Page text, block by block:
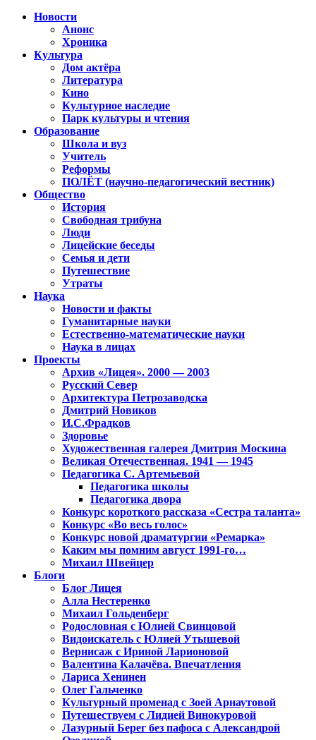
Новости
Анонс
Хроника
Культура
Дом актёра
Литература
Кино
Культурное наследие
Парк культуры и чтения
Образование
Школа и вуз
Учитель
Реформы
ПОЛЁТ (научно-педагогический вестник)
Общество
История
Свободная трибуна
Люди
Лицейские беседы
Семья и дети
Путешествие
Утраты
Наука
Новости и факты
Гуманитарные науки
Естественно-математические науки
Наука в лицах
Проекты
Архив «Лицея». 2000 — 2003
Русский Север
Архитектура Петрозаводска
Дмитрий Новиков
И.С.Фрадков
Здоровье
Художественная галерея Дмитрия Москина
Великая Отечественная. 1941 — 1945
Педагогика С. Артемьевой
Педагогика школы
Педагогика двора
Конкурс короткого рассказа «Сестра таланта»
Конкурс «Во весь голос»
Конкурс новой драматургии «Ремарка»
Каким мы помним август 1991-го…
Михаил Швейцер
Блоги
Блог Лицея
Алла Нестеренко
Михаил Гольденберг
Родословная с Юлией Свинцовой
Видоискатель с Юлией Утышевой
Вернисаж с Ириной Ларионовой
Валентина Калачёва. Впечатления
Лариса Хенинен
Олег Гальченко
Культурный променад с Зоей Арнаутовой
Путешествуем с Лидией Винокуровой
Лазурный Берег без пафоса с Александрой